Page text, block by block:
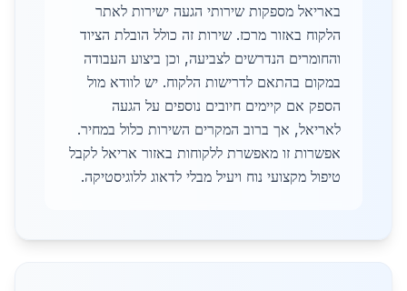
באריאל מספקות שירותי הגעה ישירות לאתר
הלקוח באזור מרכז. שירות זה כולל הובלת הציוד
והחומרים הנדרשים לצביעה, וכן ביצוע העבודה
במקום בהתאם לדרישות הלקוח. יש לוודא מול
הספק אם קיימים חיובים נוספים על הגעה
לאריאל, אך ברוב המקרים השירות כלול במחיר.
אפשרות זו מאפשרת ללקוחות באזור אריאל לקבל
טיפול מקצועי נוח ויעיל מבלי לדאוג ללוגיסטיקה.